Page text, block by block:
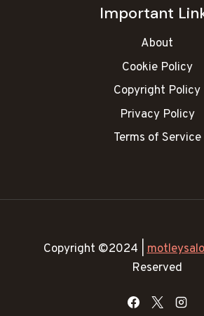
Important
About
Cookie Policy
Copyright Policy
Privacy Policy
Terms of Service
Copyright ©2024 |
Reserved